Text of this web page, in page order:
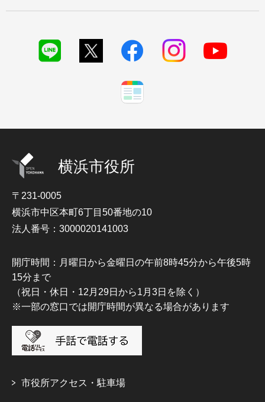
横浜市役所
〒231-0005
横浜市中区本町6丁目50番地の10
法人番号：3000020141003
開庁時間：月曜日から金曜日の午前8時45分から午後5時
15分まで
（祝日・休日・12月29日から1月3日を除く）
※一部の窓口では開庁時間が異なる場合があります
市役所アクセス・駐車場